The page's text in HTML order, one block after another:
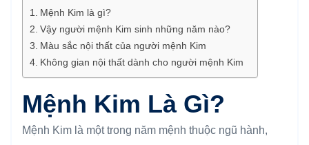
Mệnh Kim là gì?
Vậy người mệnh Kim sinh những năm nào?
Màu sắc nội thất của người mệnh Kim
Không gian nội thất dành cho người mệnh Kim
Mệnh Kim Là Gì?
Mệnh Kim là một trong năm mệnh thuộc ngũ hành,